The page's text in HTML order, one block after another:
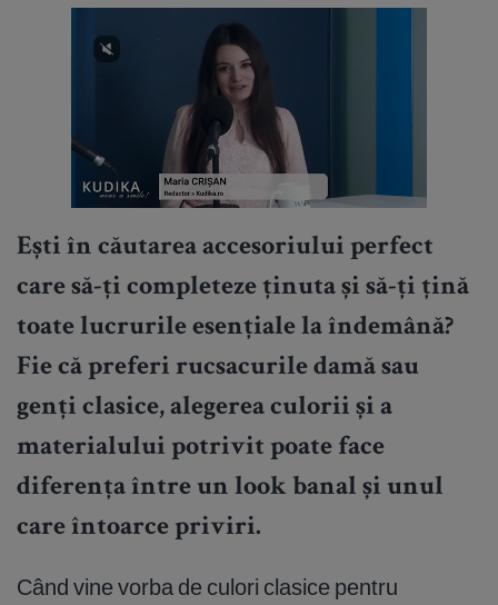
Ești în căutarea accesoriului perfect
care să-ți completeze ținuta și să-ți țină
toate lucrurile esențiale la îndemână?
Fie că preferi rucsacurile damă sau
genți clasice, alegerea culorii și a
materialului potrivit poate face
diferența între un look banal și unul
care întoarce priviri.
Când vine vorba de culori clasice pentru